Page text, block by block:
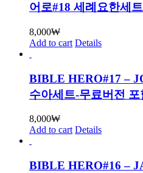
어로#18 세례요한세
8,000₩
Add to cart Details
BIBLE HERO#17 –
수아세트-무료버전 포
8,000₩
Add to cart Details
BIBLE HERO#16 –